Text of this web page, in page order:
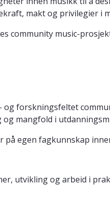
makt og privilegier i
community music-
forskningsfeltet
mangfold i
egen fagkunnskap
utvikling og arbeid i